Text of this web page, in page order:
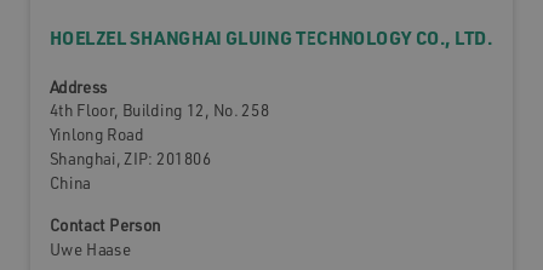
HOELZEL SHANGHAI GLUING TECHNOLOGY CO., LTD.
Address
4th Floor, Building 12, No. 258
Yinlong Road
Shanghai, ZIP: 201806
China
Contact Person
Uwe Haase